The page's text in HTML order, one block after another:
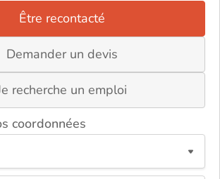
Être recontacté
Demander un devis
recherche un emploi
coordonnées